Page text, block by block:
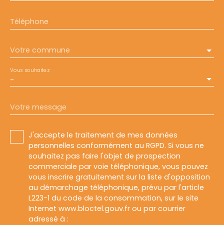
Téléphone
Votre commune
-
Vous souhaitez
Votre message
J'accepte le traitement de mes données
personnelles conformément au RGPD. Si vous ne
souhaitez pas faire l'objet de prospection
commerciale par voie téléphonique, vous pouvez
vous inscrire gratuitement sur la liste d'opposition
au démarchage téléphonique, prévu par l'article
L223-1 du code de la consommation, sur le site
Internet www.bloctel.gouv.fr ou par courrier
adressé à :